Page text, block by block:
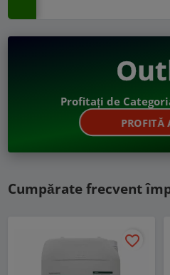
Profitați de
PROFITĂ
Cumpărate frecvent
favorite_border